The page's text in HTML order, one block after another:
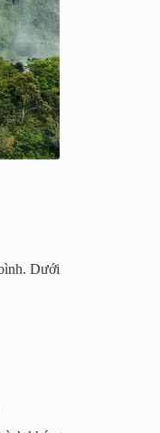
Dưới